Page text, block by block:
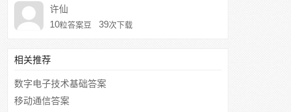
许仙
10粒答案豆 39次下载
相关推荐
数字电子技术基础答案
移动通信答案